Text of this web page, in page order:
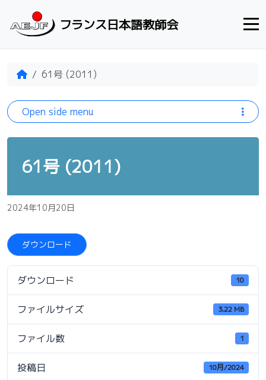
フランス日本語教師会
Home61号 (2011)
61号 (2011)
2024年10月20日
ダウンロード
ダウンロード 10
ファイルサイズ 3.22 MB
ファイル数 1
投稿日 10月/2024
Open side menu